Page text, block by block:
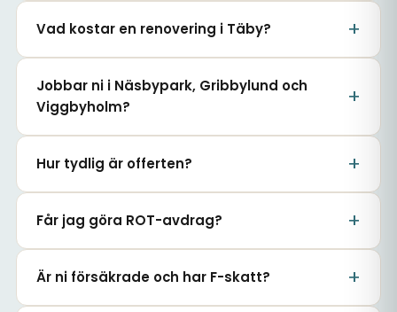
Vad kostar en renovering i Täby?
Jobbar ni i Näsbypark, Gribbylund och
Viggbyholm?
Hur tydlig är offerten?
Får jag göra ROT-avdrag?
Är ni försäkrade och har F-skatt?